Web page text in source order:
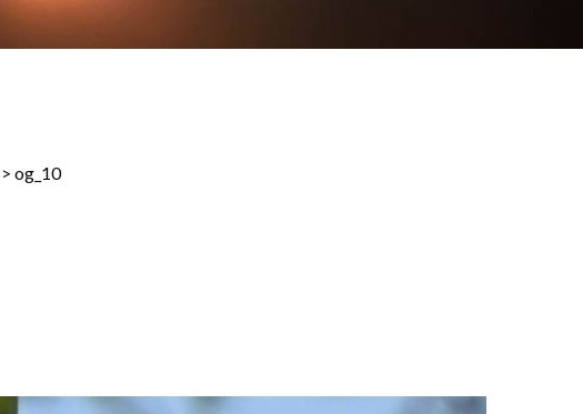
> og_10